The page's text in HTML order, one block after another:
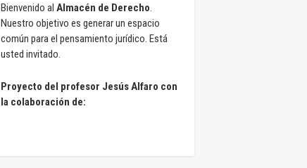
Bienvenido al Almacén de Derecho.
Nuestro objetivo es generar un espacio
común para el pensamiento jurídico. Está
usted invitado.
Proyecto del profesor Jesús Alfaro con
la colaboración de: